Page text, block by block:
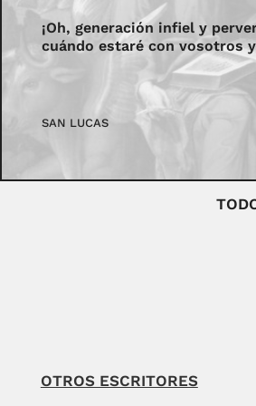
¡Oh, generación infiel y
cuándo estaré con vosotros
SAN LUCAS
OTROS ESCRITORES